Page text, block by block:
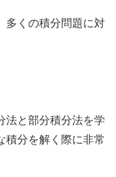
多くの積分問題に対
法と部分積分法を学
積分を解く際に非常